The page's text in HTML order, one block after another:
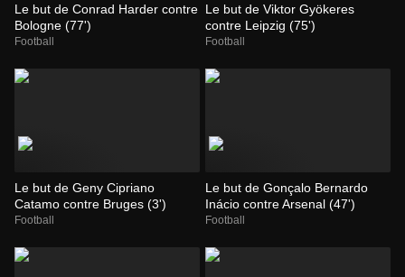
Le but de Conrad Harder contre
Bologne (77')
Football
Le but de Viktor Gyökeres
contre Leipzig (75')
Football
Le but de Geny Cipriano
Catamo contre Bruges (3')
Football
Le but de Gonçalo Bernardo
Inácio contre Arsenal (47')
Football